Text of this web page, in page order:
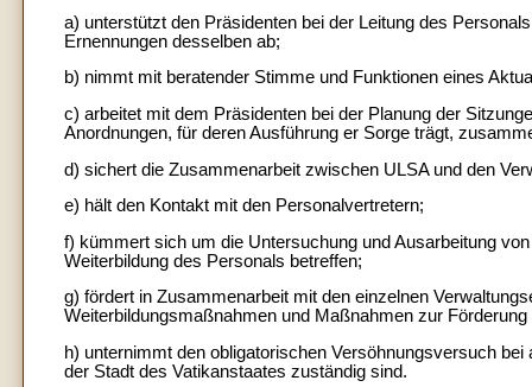
a) unterstützt den Präsidenten bei der Leitung des
Ernennungen desselben ab;
b) nimmt mit beratender Stimme und Funktionen eines
c) arbeitet mit dem Präsidenten bei der Planung der
Anordnungen, für deren Ausführung er Sorge trägt,
d) sichert die Zusammenarbeit zwischen ULSA und den
e) hält den Kontakt mit den Personalvertretern;
f) kümmert sich um die Untersuchung und Ausarbeitung
Weiterbildung des Personals betreffen;
g) fördert in Zusammenarbeit mit den einzelnen
Weiterbildungsmaßnahmen und Maßnahmen zur
h) unternimmt den obligatorischen Versöhnungsversuch
der Stadt des Vatikanstaates zuständig sind.